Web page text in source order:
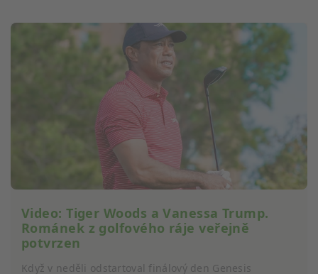
Video: Tiger Woods a Vanessa Trump.
Románek z golfového ráje veřejně
potvrzen
Když v neděli odstartoval finálový den Genesis